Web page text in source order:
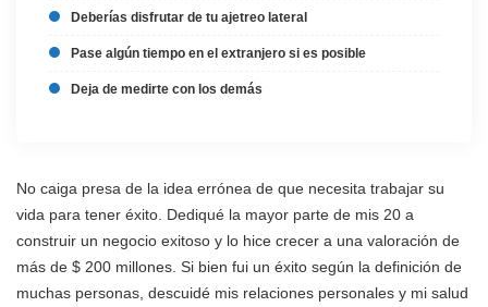
Deberías disfrutar de tu ajetreo lateral
Pase algún tiempo en el extranjero si es posible
Deja de medirte con los demás
No caiga presa de la idea errónea de que necesita trabajar su
vida para tener éxito. Dediqué la mayor parte de mis 20 a
construir un negocio exitoso y lo hice crecer a una valoración de
más de $ 200 millones. Si bien fui un éxito según la definición de
muchas personas, descuidé mis relaciones personales y mi salud